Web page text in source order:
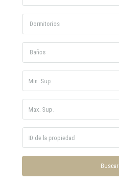
Dormitorios
Baños
Buscar